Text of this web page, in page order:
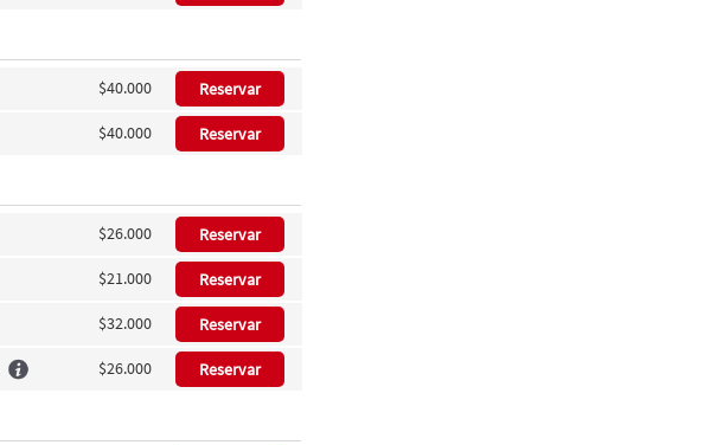
$40.000 Reservar
$40.000 Reservar
$26.000 Reservar
$21.000 Reservar
$32.000 Reservar
$26.000 Reservar